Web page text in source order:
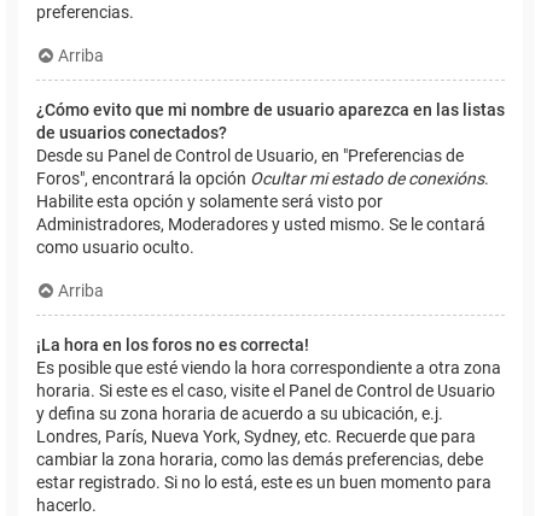
preferencias.
Arriba
¿Cómo evito que mi nombre de usuario aparezca en las listas
de usuarios conectados?
Desde su Panel de Control de Usuario, en "Preferencias de
Foros", encontrará la opción Ocultar mi estado de conexións.
Habilite esta opción y solamente será visto por
Administradores, Moderadores y usted mismo. Se le contará
como usuario oculto.
Arriba
¡La hora en los foros no es correcta!
Es posible que esté viendo la hora correspondiente a otra zona
horaria. Si este es el caso, visite el Panel de Control de Usuario
y defina su zona horaria de acuerdo a su ubicación, e.j.
Londres, París, Nueva York, Sydney, etc. Recuerde que para
cambiar la zona horaria, como las demás preferencias, debe
estar registrado. Si no lo está, este es un buen momento para
hacerlo.